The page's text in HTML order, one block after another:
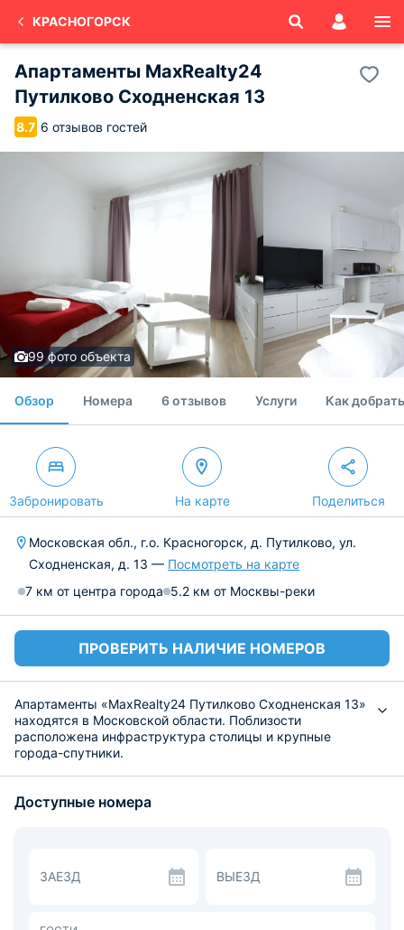
КРАСНОГОРСК
Апартаменты MaxRealty24
Путилково Сходненская 13
8.7 6 отзывов гостей
99 фото объекта
Обзор Номера 6 отзывов Услуги Как
Забронировать На карте Поделиться
Московская обл., г.о. Красногорск, д. Путилково, ул.
Сходненская, д. 13 — Посмотреть на карте
7 км от центра города 5.2 км от Москвы-реки
ПРОВЕРИТЬ НАЛИЧИЕ НОМЕРОВ
Апартаменты «MaxRealty24 Путилково Сходненская 13»
находятся в Московской области. Поблизости
расположена инфраструктура столицы и крупные
города-спутники.
комфортабельная мебель и телевизор с плоским
бытовая техника и набор посуды. Поблизости ресторан
«Последам», пиццерия «Пицца на районе» и
Доступные номера
ЗАЕЗД ВЫЕЗД